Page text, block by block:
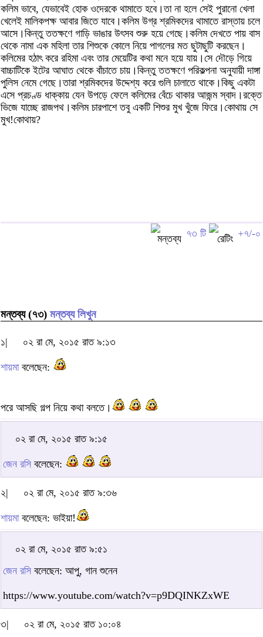
কলিম ভাবে, যেভাবেই হোক ওদেরকে থামাতে হবে।তা না হলে সেই পুরানো খেলা
খেলেই মালিকপক্ষ আবার জিতে যাবে।কলিম উগ্র শ্রমিকদের থামাতে রাস্তায় চলে
আসে।কিন্তু ততক্ষণে গাড়ি ভাঙার উৎসব শুরু হয়ে গেছে।কলিম দেখতে পায় বাস
থেকে নামা এক মহিলা তার শিশুকে কোলে নিয়ে পাগলের মত ছুটাছুটি করছেন।
কলিমের হঠাৎ করে রহিমা এবং তার মেয়েটির কথা মনে হয়ে যায়।সে দৌড়ে গিয়ে
বাচ্চাটিকে ইটের আঘাত থেকে বাঁচাতে চায়।কিন্তু ততক্ষণে পরিকল্পনা অনুযায়ী দাঙ্গা
পুলিস নেমে গেছে।তারা শ্রমিকদের উদ্দেশ্য করে গুলি চালাতে থাকে।কিছু একটা
এসে প্রচণ্ড ধাক্কায় যেন উপড়ে ফেলে কলিমের বেঁচে থাকার আজন্ম স্বাদ।রক্তে
ভিজে যাচ্ছে রাজপথ।কলিম চারপাশে তবু একটি শিশুর মুখ খুঁজে ফিরে।কোথায় সে
মুখ!কোথায়?
৭৩ টি +৭/-০
মন্তব্য (৭৩) মন্তব্য লিখুন
১| ০২ রা মে, ২০১৫ রাত ৯:১৩
শায়মাবলেছেন:
পরে আসছি গল্প নিয়ে কথা বলতে।
০২ রা মে, ২০১৫ রাত ৯:১৫
জেন রসি বলেছেন:
২| ০২ রা মে, ২০১৫ রাত ৯:৩৬
শায়মাবলেছেন: ভাইয়া!
০২ রা মে, ২০১৫ রাত ৯:৫১
জেন রসি বলেছেন: আপু, গান শুনেন
https://www.youtube.com/watch?v=p9DQINKZxWE
৩|
০২ রা মে, ২০১৫ রাত ১০:০৪